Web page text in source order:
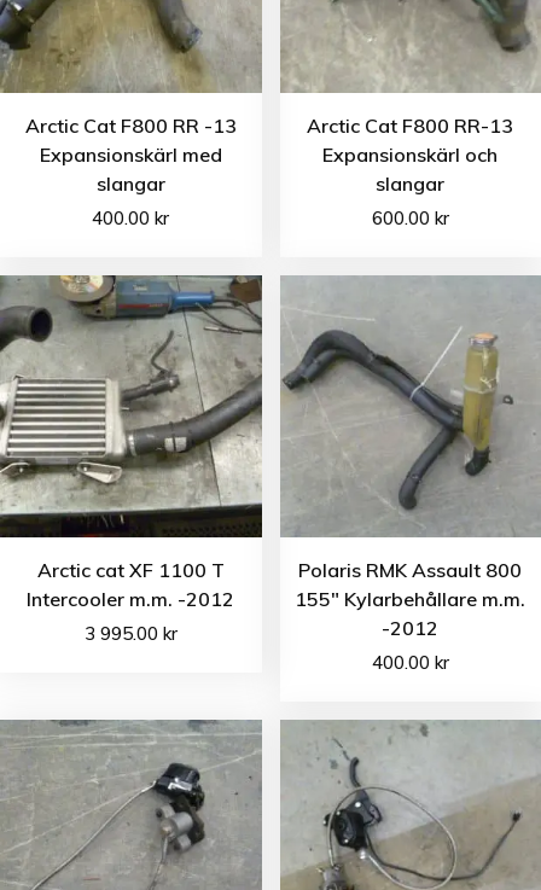
Arctic Cat F800 RR -13
Expansionskärl med
slangar
400.00kr
Arctic Cat F800 RR-13
Expansionskärl och
slangar
600.00 kr
Arctic cat XF 1100 T
Intercooler m.m. -2012
3 995.00 kr
Polaris RMK Assault 800
155″ Kylarbehållare m.m.
-2012
400.00 kr